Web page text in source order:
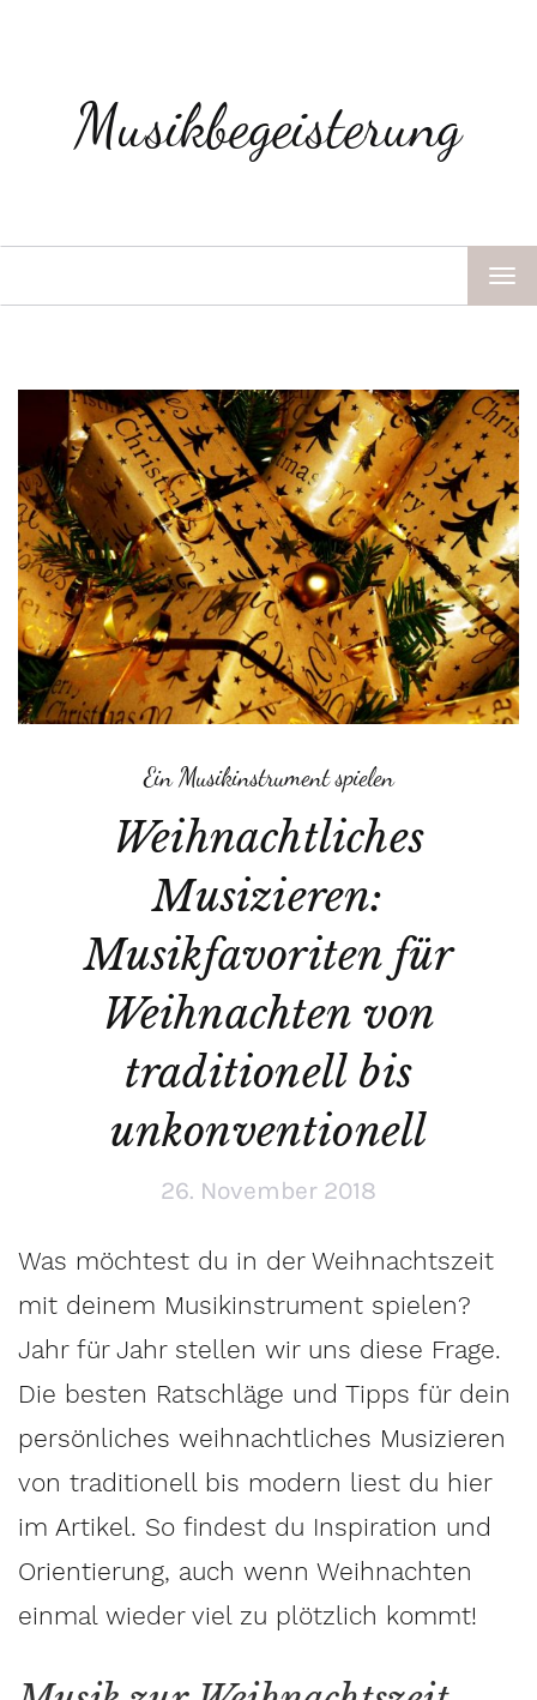
Musikbegeisterung
Ein Musikinstrument spielen
Weihnachtliches
Musizieren:
Musikfavoriten für
Weihnachten von
traditionell bis
unkonventionell
26. November 2018
Was möchtest du in der Weihnachtszeit
mit deinem Musikinstrument spielen?
Jahr für Jahr stellen wir uns diese Frage.
Die besten Ratschläge und Tipps für dein
persönliches weihnachtliches Musizieren
von traditionell bis modern liest du hier
im Artikel. So findest du Inspiration und
Orientierung, auch wenn Weihnachten
einmal wieder viel zu plötzlich kommt!